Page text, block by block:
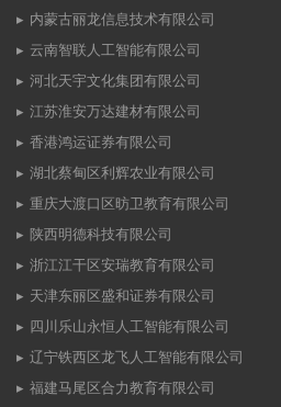
内蒙古丽龙信息技术有限公司
云南智联人工智能有限公司
河北天宇文化集团有限公司
江苏淮安万达建材有限公司
香港鸿运证券有限公司
湖北蔡甸区利辉农业有限公司
重庆大渡口区昉卫教育有限公司
陕西明德科技有限公司
浙江江干区安瑞教育有限公司
天津东丽区盛和证券有限公司
四川乐山永恒人工智能有限公司
辽宁铁西区龙飞人工智能有限公司
福建马尾区合力教育有限公司